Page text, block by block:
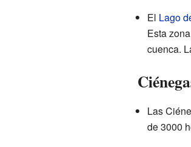
El Lago
Esta
cuenca.
Las
de 3000